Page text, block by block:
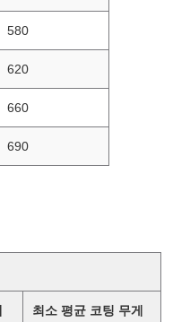
580
620
660
690
최소 평균 코팅 무게